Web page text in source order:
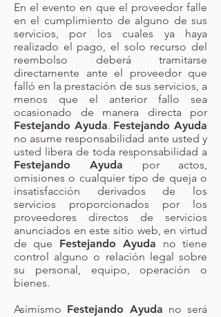
En el evento en que el proveedor falle
en el cumplimiento de alguno de sus
servicios, por los cuales ya haya
realizado el pago, el solo recurso del
reembolso deberá tramitarse
directamente ante el proveedor que
falló en la prestación de sus servicios, a
menos que el anterior fallo sea
ocasionado de manera directa por
Festejando Ayuda. Festejando Ayuda
no asume responsabilidad ante usted y
usted libera de toda responsabilidad a
Festejando Ayuda por actos,
omisiones o cualquier tipo de queja o
insatisfacción derivados de los
servicios proporcionados por los
proveedores directos de servicios
anunciados en este sitio web, en virtud
de que Festejando Ayuda no tiene
control alguno o relación legal sobre
su personal, equipo, operación o
bienes.
Asimismo Festejando Ayuda no será